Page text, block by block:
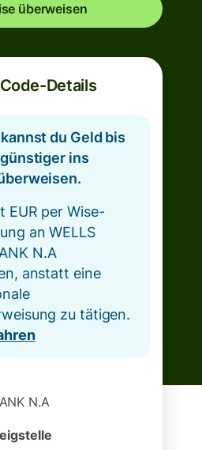
überweisen
Details
du Geld bis
ins
EUR per Wise-
an WELLS
N.A
anstatt eine
zu tätigen.
N.A